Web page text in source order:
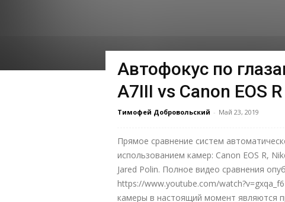
Автофокус по
A7III vs Canon EOS R
Тимофей Добровольский - Май 23, 2019
Прямое сравнение систем
использованием камер: Canon EOS R,
Jared Polin. Полное видео сравнения
https://www.youtube.com/
камеры в настоящий момент являются